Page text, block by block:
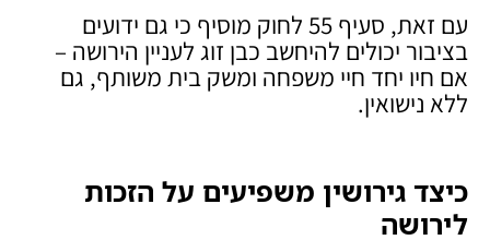
עם זאת, סעיף 55 לחוק מוסיף כי גם ידועים
בציבור יכולים להיחשב כבן זוג לעניין הירושה –
אם חיו יחד חיי משפחה ומשק בית משותף, גם
ללא נישואין.
כיצד גירושין משפיעים על הזכות
לירושה